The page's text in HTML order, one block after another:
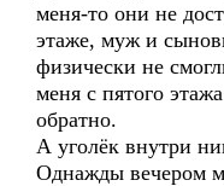
меня-то они не
этаже, муж и
физически не
меня с пятого
обратно.
А уголёк внутри
Однажды вечером